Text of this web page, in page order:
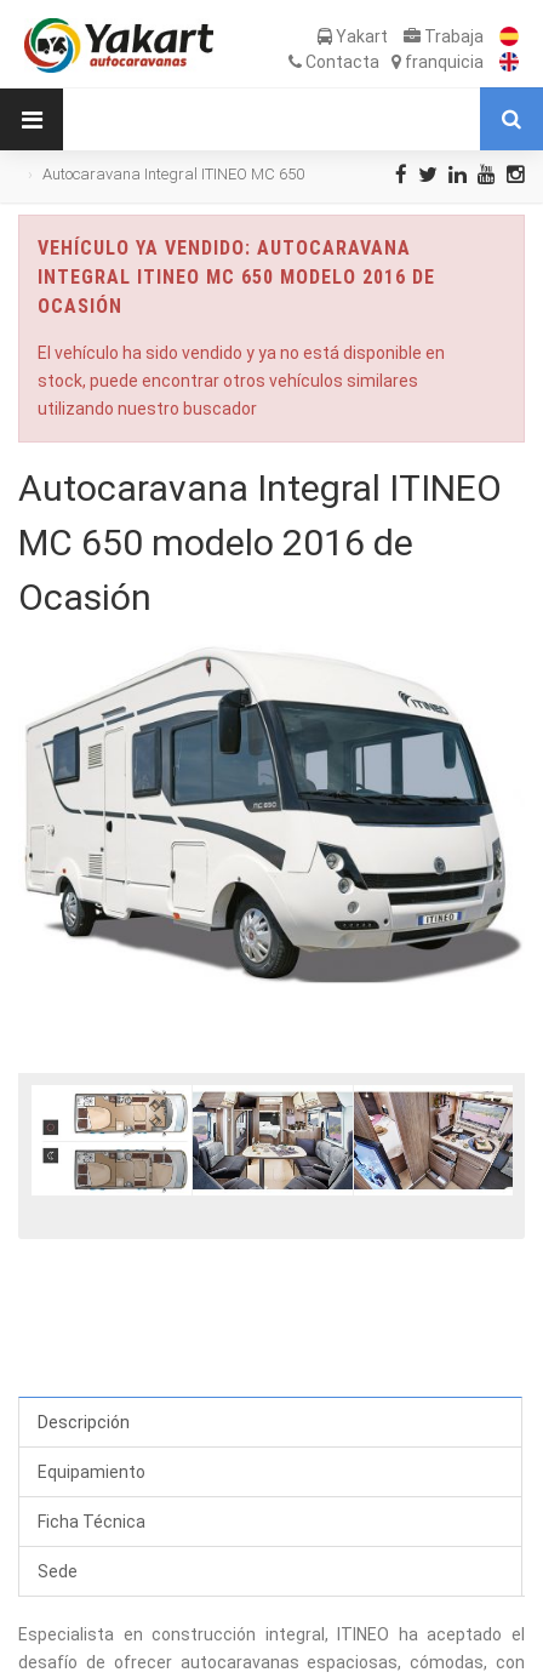
Yakart
Trabaja
Contacta
franquicia
Autocaravana Integral ITINEO MC 650
VEHÍCULO YA VENDIDO: AUTOCARAVANA
INTEGRAL ITINEO MC 650 MODELO 2016 DE
OCASIÓN
El vehículo ha sido vendido y ya no está disponible en
stock, puede encontrar otros vehículos similares
utilizando nuestro buscador
Autocaravana Integral ITINEO
MC 650 modelo 2016 de
Ocasión
Descripción
Equipamiento
Ficha Técnica
Sede
Especialista en construcción integral, ITINEO ha aceptado el
desafío de ofrecer autocaravanas espaciosas, cómodas, con